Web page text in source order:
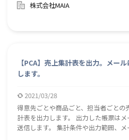
株式会社MAIA
【PCA】売上集計表を出力。メー
します。
2021/03/28
得意先ごとや商品ごと、担当者ごと
計表を出力します。 出力した帳票は
送信します。 集計条件や出力範囲、